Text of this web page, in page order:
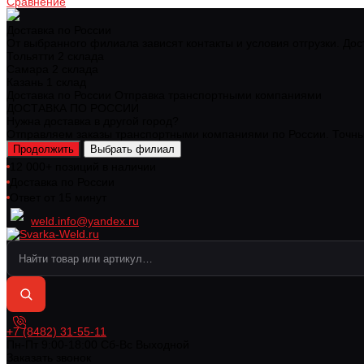
Продолжить Выбрать филиал
weld.info@yandex.ru
+7 (8482) 31-55-11